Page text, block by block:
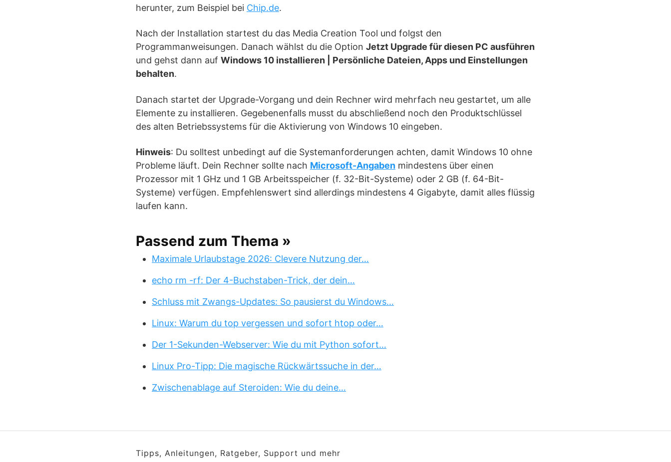
herunter, zum Beispiel bei Chip.de.
Nach der Installation startest du das Media Creation Tool und folgst den
Programmanweisungen. Danach wählst du die Option Jetzt Upgrade für diesen PC ausführen
und gehst dann auf Windows 10 installieren | Persönliche Dateien, Apps und Einstellungen
behalten.
Danach startet der Upgrade-Vorgang und dein Rechner wird mehrfach neu gestartet, um alle
Elemente zu installieren. Gegebenenfalls musst du abschließend noch den Produktschlüssel
des alten Betriebssystems für die Aktivierung von Windows 10 eingeben.
Hinweis: Du solltest unbedingt auf die Systemanforderungen achten, damit Windows 10 ohne
Probleme läuft. Dein Rechner sollte nach Microsoft-Angaben mindestens über einen
Prozessor mit 1 GHz und 1 GB Arbeitsspeicher (f. 32-Bit-Systeme) oder 2 GB (f. 64-Bit-
Systeme) verfügen. Empfehlenswert sind allerdings mindestens 4 Gigabyte, damit alles flüssig
laufen kann.
Passend zum Thema »
Maximale Urlaubstage 2026: Clevere Nutzung der…
echo rm -rf: Der 4-Buchstaben-Trick, der dein…
Schluss mit Zwangs-Updates: So pausierst du Windows…
Linux: Warum du top vergessen und sofort htop oder…
Der 1-Sekunden-Webserver: Wie du mit Python sofort…
Linux Pro-Tipp: Die magische Rückwärtssuche in der…
Zwischenablage auf Steroiden: Wie du deine…
Tipps, Anleitungen, Ratgeber, Support und mehr